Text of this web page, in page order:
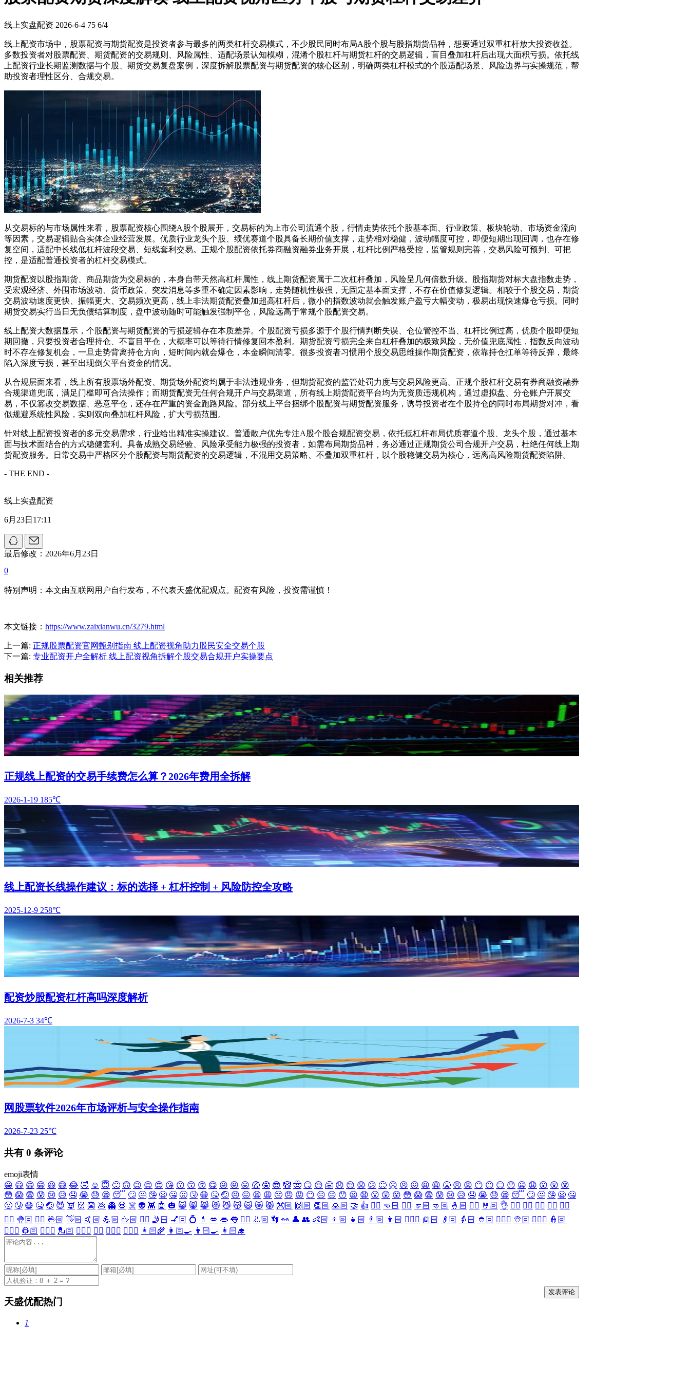
线上实盘配资 2026-6-4 75 6/4
线上配资市场中，股票配资与期货配资是投资者参与最多的两类杠杆交易模式，不少股民同时布局A股个股与股指期货品种，想要通过双重杠杆放大投资收益。
多数投资者对股票配资、期货配资的交易规则、风险属性、适配场景认知模糊，混淆个股杠杆与期货杠杆的交易逻辑，盲目叠加杠杆后出现大面积亏损。依托线
上配资行业长期监测数据与个股、期货交易复盘案例，深度拆解股票配资与期货配资的核心区别，明确两类杠杆模式的个股适配场景、风险边界与实操规范，帮
助投资者理性区分、合规交易。
从交易标的与市场属性来看，股票配资核心围绕A股个股展开，交易标的为上市公司流通个股，行情走势依托个股基本面、行业政策、板块轮动、市场资金流向
等因素，交易逻辑贴合实体企业经营发展。优质行业龙头个股、绩优赛道个股具备长期价值支撑，走势相对稳健，波动幅度可控，即便短期出现回调，也存在修
复空间，适配中长线低杠杆波段交易、短线套利交易。正规个股配资依托券商融资融券业务开展，杠杆比例严格受控，监管规则完善，交易风险可预判、可把
控，是适配普通投资者的杠杆交易模式。
期货配资以股指期货、商品期货为交易标的，本身自带天然高杠杆属性，线上期货配资属于二次杠杆叠加，风险呈几何倍数升级。股指期货对标大盘指数走势，
受宏观经济、外围市场波动、货币政策、突发消息等多重不确定因素影响，走势随机性极强，无固定基本面支撑，不存在价值修复逻辑。相较于个股交易，期货
交易波动速度更快、振幅更大、交易频次更高，线上非法期货配资叠加超高杠杆后，微小的指数波动就会触发账户盈亏大幅变动，极易出现快速爆仓亏损。同时
期货交易实行当日无负债结算制度，盘中波动随时可能触发强制平仓，风险远高于常规个股配资交易。
线上配资大数据显示，个股配资与期货配资的亏损逻辑存在本质差异。个股配资亏损多源于个股行情判断失误、仓位管控不当、杠杆比例过高，优质个股即便短
期回撤，只要投资者合理持仓、不盲目平仓，大概率可以等待行情修复回本盈利。期货配资亏损完全来自杠杆叠加的极致风险，无价值兜底属性，指数反向波动
时不存在修复机会，一旦走势背离持仓方向，短时间内就会爆仓，本金瞬间清零。很多投资者习惯用个股交易思维操作期货配资，依靠持仓扛单等待反弹，最终
陷入深度亏损，甚至出现倒欠平台资金的情况。
从合规层面来看，线上所有股票场外配资、期货场外配资均属于非法违规业务，但期货配资的监管处罚力度与交易风险更高。正规个股杠杆交易有券商融资融券
合规渠道兜底，满足门槛即可合法操作；而期货配资无任何合规开户与交易渠道，所有线上期货配资平台均为无资质违规机构，通过虚拟盘、分仓账户开展交
易，不仅篡改交易数据、恶意平仓，还存在严重的资金跑路风险。部分线上平台捆绑个股配资与期货配资服务，诱导投资者在个股持仓的同时布局期货对冲，看
似规避系统性风险，实则双向叠加杠杆风险，扩大亏损范围。
针对线上配资投资者的多元交易需求，行业给出精准实操建议。普通散户优先专注A股个股合规配资交易，依托低杠杆布局优质赛道个股、龙头个股，通过基本
面与技术面结合的方式稳健套利。具备成熟交易经验、风险承受能力极强的投资者，如需布局期货品种，务必通过正规期货公司合规开户交易，杜绝任何线上期
货配资服务。日常交易中严格区分个股配资与期货配资的交易逻辑，不混用交易策略、不叠加双重杠杆，以个股稳健交易为核心，远离高风险期货配资陷阱。
- THE END -
线上实盘配资
6月23日17:11
最后修改：2026年6月23日
0
特别声明：本文由互联网用户自行发布，不代表天盛优配观点。配资有风险，投资需谨慎！
本文链接： https://www.zaixianwu.cn/3279.html
上一篇: 正规股票配资官网甄别指南 线上配资视角助力股民安全交易个股
下一篇: 专业配资开户全解析 线上配资视角拆解个股交易合规开户实操要点
相关推荐
正规线上配资的交易手续费怎么算？2026年费用全拆解
2026-1-19 185℃
线上配资长线操作建议：标的选择 + 杠杆控制 + 风险防控全攻略
2025-12-9 258℃
配资炒股配资杠杆高吗深度解析
2026-7-3 34℃
网股票软件2026年市场评析与安全操作指南
2026-7-23 25℃
共有 0 条评论
emoji表情
😀 😃 😄 😁 😆 😅 😂 🤣 ☺️ 😇 🙂 🙃 😉 😌 😍 😘 😗 😙 😚 😋 😜 😝 😛 🤑 🤓 😎 🤡 🤠 😏 😒 🤗 😞 😔 😟 😕 🙁 ☹️ 😣 😖 😫 😩 😤 😠 😡 😶 😐 😑 😯 😦 😧 😮 😲 😵
😳 😱 😨 😰 😢 😥 🤤 😭 😓 😪 😴 🙄 🤔 🤥 😬 🤐 🤢 🤧 😷 🤒 🤕 😣 😖 😫 😩 😤 😠 😡 😶 😐 😑 😯 😦 😧 😮 😲 😵 😳 😱 😨 😰 😢 😥 🤤 😭 😓 😪 😴 🙄 🤔 🤥 😬 🤐
🤢 🤧 😷 🤒 🤕 😈 👿 👹 👺 💩 👻 💀 ☠️ 👽 👾 🤖 🎃 😺 😸 😹 😻 😼 😽 🙀 😿 😾 👐🏻 🙌🏻 👏🏻 🙏🏻 🤝 👍 👎🏻 👊🏻 ✊🏻 🤛🏻 🤜🏻 🤞🏻 ✌🏻 🤘🏻 👌 👈🏻 👉🏻 👆🏻 👇🏻 ☝🏻
✋🏻 🤚🏻 🖐🏻 🖖🏻 👋🏻 🤙🏻 💪🏻 🖕🏻 ✍🏻 🤳🏻 💅🏻 💍 💄 💋 👄 👅 👂🏻 👃🏻 👣 👀 👤 👥 👶🏻 👦🏻 👧🏻 👨🏻 👩🏻 👱🏻‍♀️ 👱🏻 👴🏻 👵🏻 👲🏻 👳🏻‍♀️ 👳🏻 👮🏻‍♀️ 👮🏻
👷🏻‍♀️ 👷🏻 💂🏻‍♀️ 💂🏻 🕵🏻‍♀️ 🕵🏻 👩🏻‍⚕️ 👨🏻‍⚕️ 👩🏻‍🌾 👩🏻‍🍳 👨🏻‍🍳 👩🏻‍🎓
天盛优配热门
1